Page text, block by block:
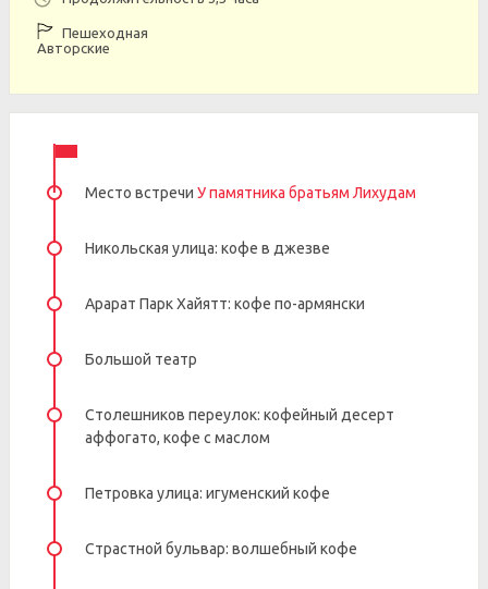
Пешеходная
Авторские
Место встречи У памятника братьям Лихудам
Никольская улица: кофе в джезве
Арарат Парк Хайятт: кофе по-армянски
Большой театр
Столешников переулок: кофейный десерт
аффогато, кофе с маслом
Петровка улица: игуменский кофе
Страстной бульвар: волшебный кофе